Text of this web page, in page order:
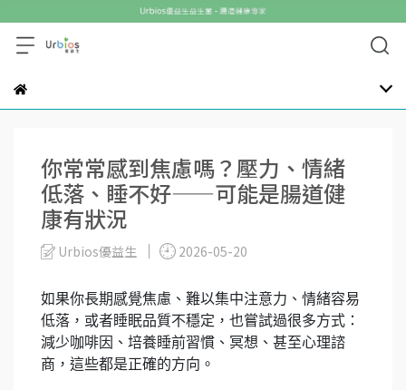
你常常感到焦慮嗎？壓力、情緒
低落、睡不好——可能是腸道健
康有狀況
Urbios優益生 2026-05-20
如果你長期感覺焦慮、難以集中注意力、情緒容易
低落，或者睡眠品質不穩定，也嘗試過很多方式：
減少咖啡因、培養睡前習慣、冥想、甚至心理諮
商，這些都是正確的方向。